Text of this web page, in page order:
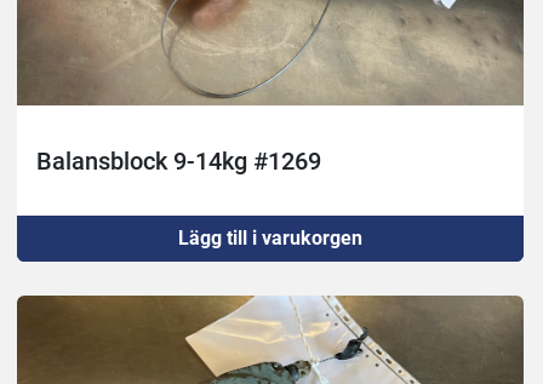
Balansblock 9-14kg #1269
Lägg till i varukorgen